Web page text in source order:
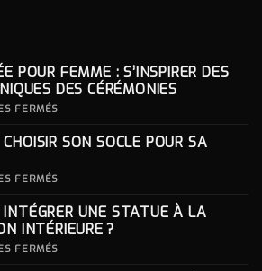
POUR FEMME : S’INSPIRER DES
DES CÉRÉMONIES
FERMÉS
POUR
ICONIQUES
DES
CÉRÉMONIES
SON SOCLE POUR SA
FERMÉS
SON
SOCLE
POUR
UNE STATUE À LA
INTÉRIEURE ?
FERMÉS